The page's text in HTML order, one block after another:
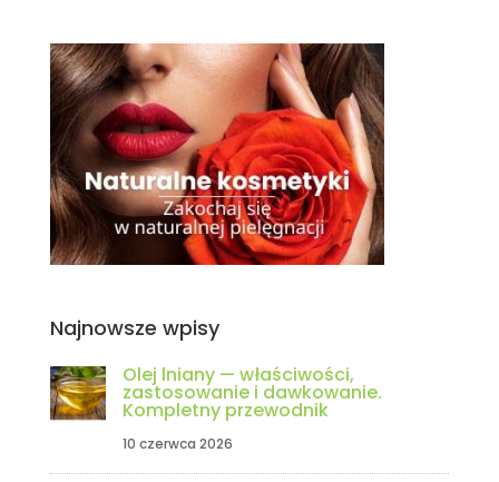
Najnowsze wpisy
Olej lniany — właściwości,
zastosowanie i dawkowanie.
Kompletny przewodnik
10 czerwca 2026